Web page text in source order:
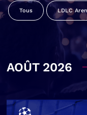
Tous LDLC
AOÛT 2026